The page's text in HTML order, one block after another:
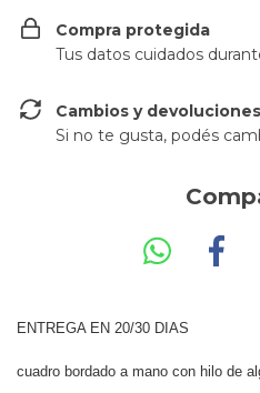
Compra protegida
Tus datos cuidados
Cambios y devoluciones
Si no te gusta, podés
ENTREGA EN 20/30 DIAS
cuadro bordado a mano con hilo de